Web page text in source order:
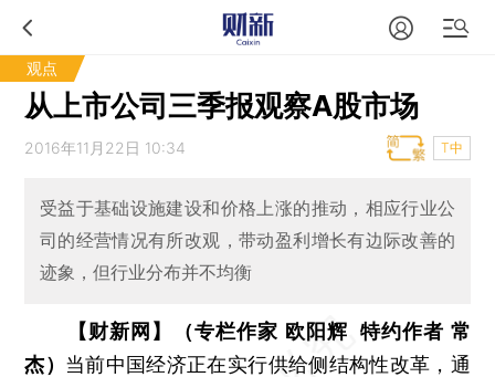
观点
从上市公司三季报观察A股市场
2016年11月22日 10:34 T中
受益于基础设施建设和价格上涨的推动，相应行业公
司的经营情况有所改观，带动盈利增长有边际改善的
迹象，但行业分布并不均衡
【财新网】（专栏作家 欧阳辉 特约作者 常
杰） 当前中国经济正在实行供给侧结构性改革，通